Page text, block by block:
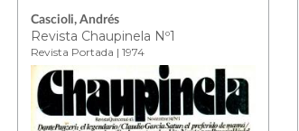
Cascioli, Andrés
Revista Chaupinela Nº1
Revista Portada | 1974